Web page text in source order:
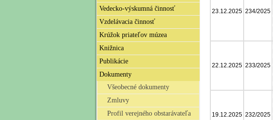
Vedecko-výskumná činnosť
Vzdelávacia činnosť
Krúžok priateľov múzea
Knižnica
Publikácie
Dokumenty
Všeobecné dokumenty
Zmluvy
Profil verejného obstarávateľa
23.12.2025 234/2025
22.12.2025 233/2025
19.12.2025 232/2025